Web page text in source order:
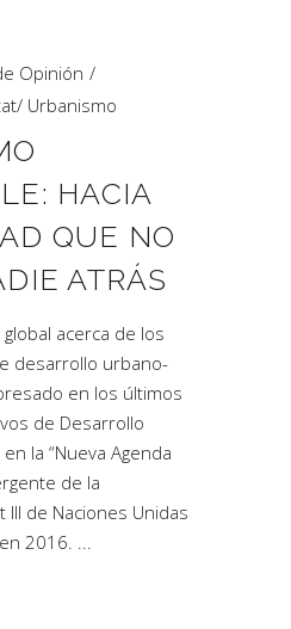
Opinión
/ Urbanismo
HACIA
QUE NO
ATRÁS
acerca de los
desarrollo urbano-
en los últimos
de Desarrollo
la “Nueva Agenda
de la
III de Naciones Unidas
2016.